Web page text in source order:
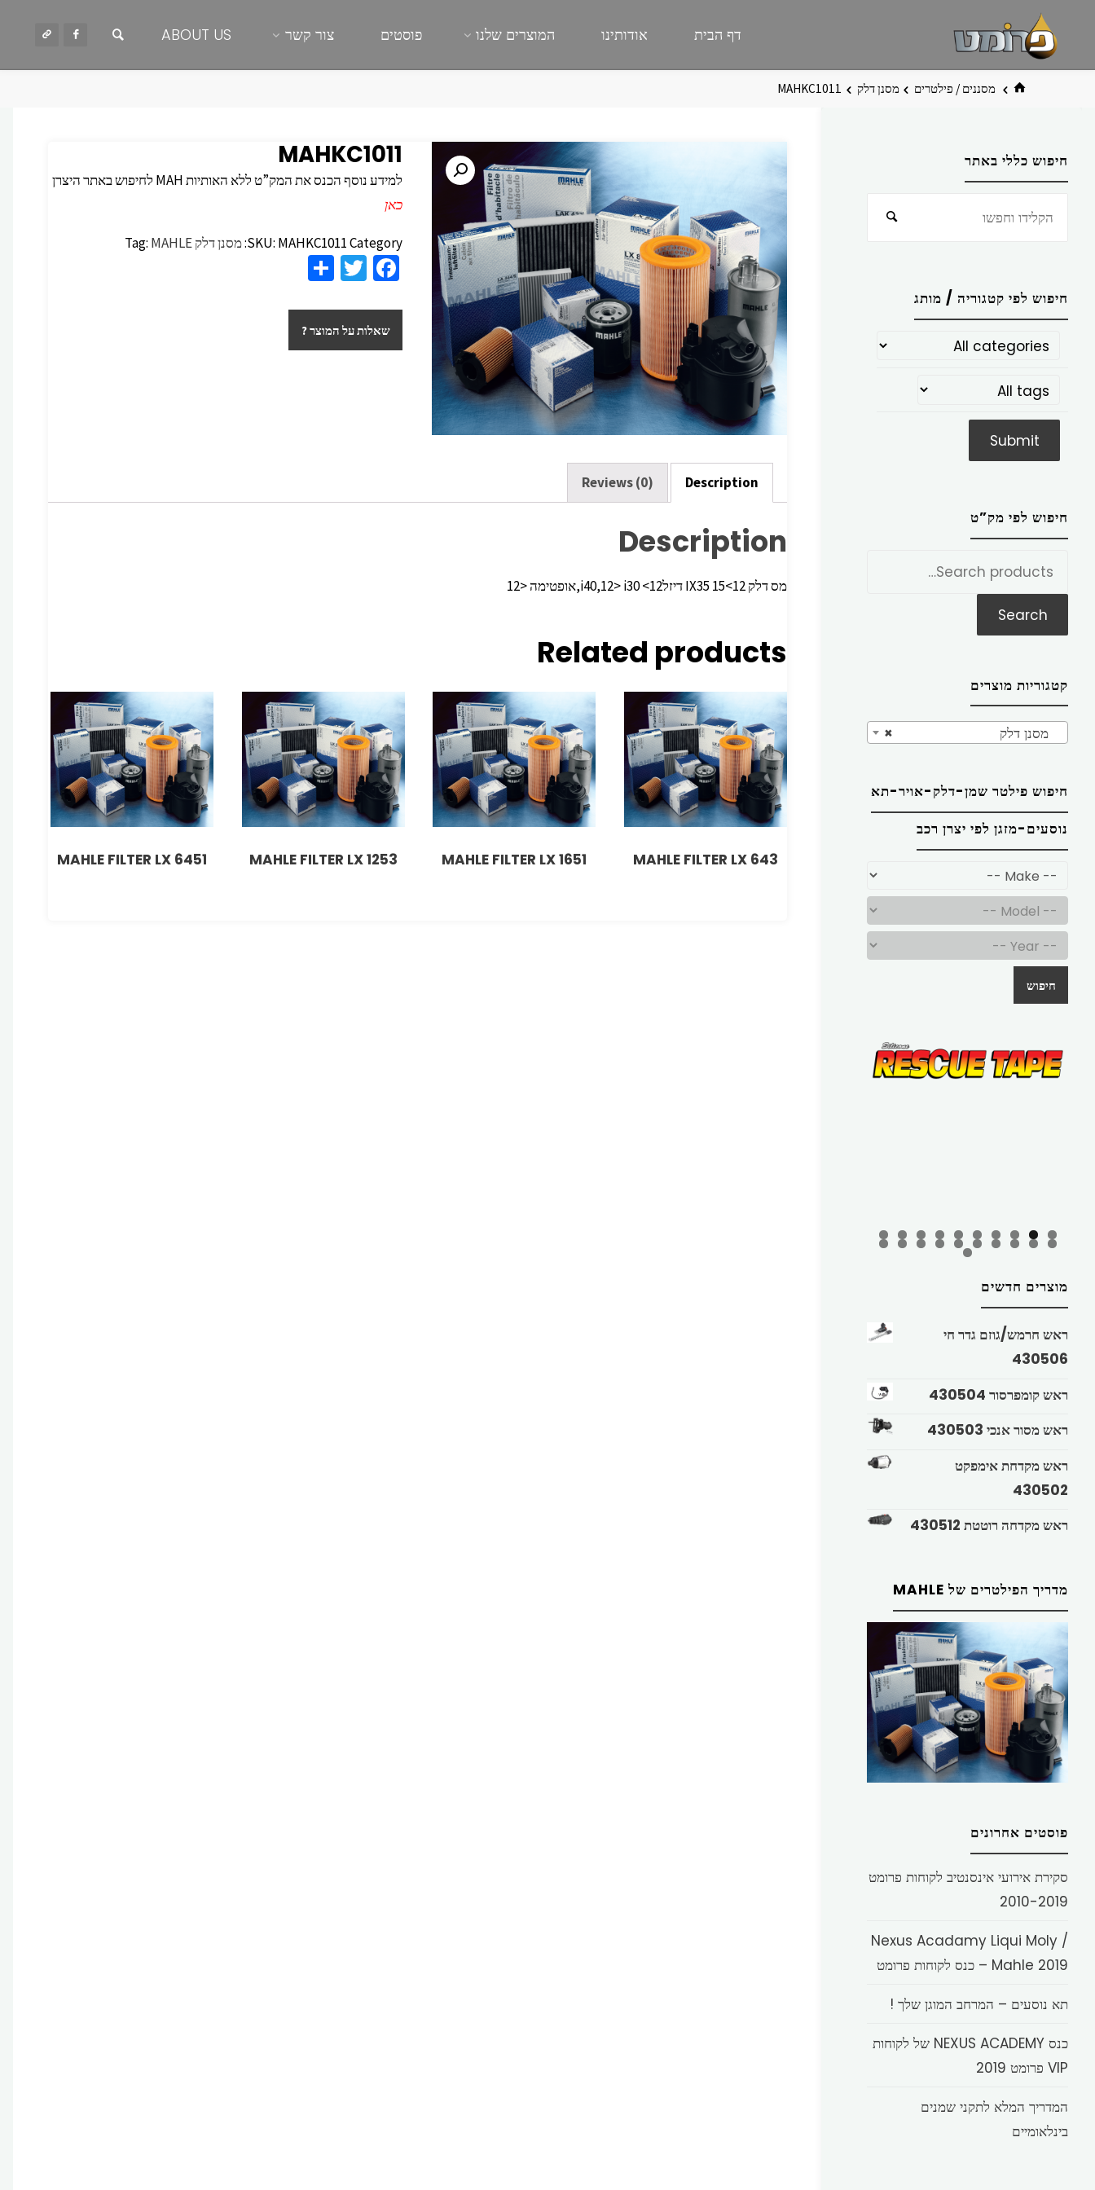
דף הבית אודותינו המוצרים שלנו פוסטים צור קשר ABOUT US
בית מסננים / פילטרים מסנן דלק MAHKC1011
MAHKC1011
למידע נוסף הכנס את המק”ט ללא האותיות MAH לחיפוש באתר היצרן
כאן
SKU: MAHKC1011Category: מסנן דלק Tag: MAHLE
Fa
b
o
T
tt
er
ar
eשאלות על המוצר ?
Description
Reviews (0)
Description
מס דלק IX35 15<12 דיזלi40,12> i30 <12,אופטימה <12
Related products
MAHLE FILTER LX 643
MAHLE FILTER LX 1651
MAHLE FILTER LX 1253
MAHLE FILTER LX 6451
חיפוש כללי באתר
חיפוש
חיפוש לפי קטגוריה / מותג
חיפוש לפי מק”ט
Search
קטגוריות מוצרים
× מסנן דלק
חיפוש פילטר שמן-דלק-אויר-תא
נוסעים-מזגן לפי יצרן רכב
חיפוש
מוצרים חדשים
ראש חרמש/גוזם גדר חי
430506
ראש קומפרסור 430504
ראש מסור אנכי 430503
ראש מקדחת אימפקט
430502
ראש מקדחה רוטטת 430512
מדריך הפילטרים של MAHLE
פוסטים אחרונים
סקירת אירועי אינסנטיב לקוחות פרומט
2010-2019
Nexus Acadamy Liqui Moly /
Mahle 2019 – כנס לקוחות פרומט
תא נוסעים – המרחב המוגן שלך !
כנס NEXUS ACADEMY של לקוחות
VIP פרומט 2019
המדריך המלא לתקני שמנים
בינלאומיים